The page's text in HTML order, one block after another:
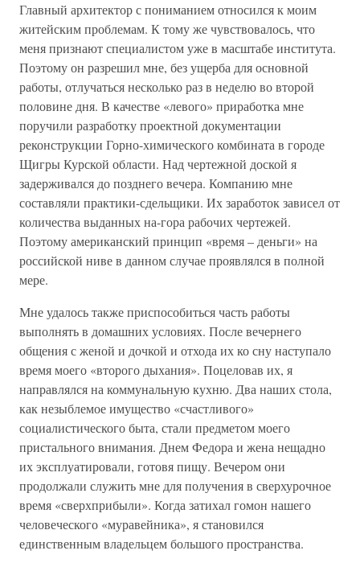
Главный архитектор с пониманием относился к моим
житейским проблемам. К тому же чувствовалось, что
меня признают специалистом уже в масштабе института.
Поэтому он разрешил мне, без ущерба для основной
работы, отлучаться несколько раз в неделю во второй
половине дня. В качестве «левого» приработка мне
поручили разработку проектной документации
реконструкции Горно-химического комбината в городе
Щигры Курской области. Над чертежной доской я
задерживался до позднего вечера. Компанию мне
составляли практики-сдельщики. Их заработок зависел от
количества выданных на-гора рабочих чертежей.
Поэтому американский принцип «время – деньги» на
российской ниве в данном случае проявлялся в полной
мере.
Мне удалось также приспособиться часть работы
выполнять в домашних условиях. После вечернего
общения с женой и дочкой и отхода их ко сну наступало
время моего «второго дыхания». Поцеловав их, я
направлялся на коммунальную кухню. Два наших стола,
как незыблемое имущество «счастливого»
социалистического быта, стали предметом моего
пристального внимания. Днем Федора и жена нещадно
их эксплуатировали, готовя пищу. Вечером они
продолжали служить мне для получения в сверхурочное
время «сверхприбыли». Когда затихал гомон нашего
человеческого «муравейника», я становился
единственным владельцем большого пространства.